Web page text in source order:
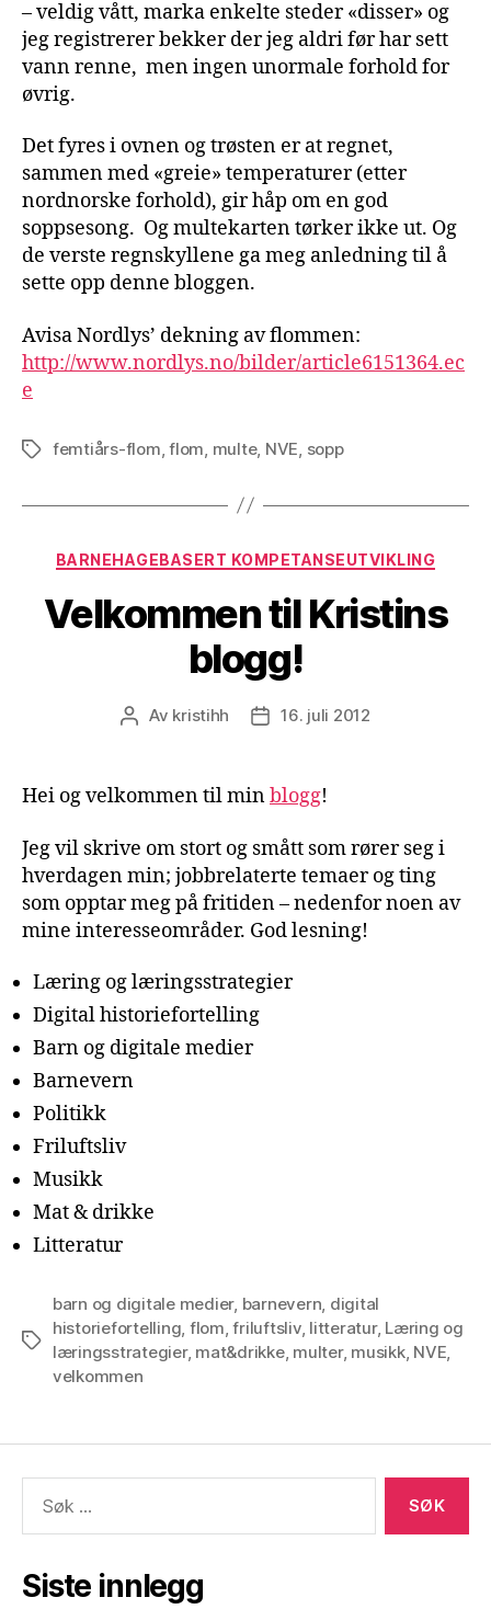
– veldig vått, marka enkelte steder «disser» og
jeg registrerer bekker der jeg aldri før har sett
vann renne, men ingen unormale forhold for
øvrig.
Det fyres i ovnen og trøsten er at regnet,
sammen med «greie» temperaturer (etter
nordnorske forhold), gir håp om en god
soppsesong. Og multekarten tørker ikke ut. Og
de verste regnskyllene ga meg anledning til å
sette opp denne bloggen.
Avisa Nordlys’ dekning av flommen:
http://www.nordlys.no/bilder/article6151364.ec
e
Stikkordfemtiårs-flom ,flom multe, NVE sopp
Kategorier
BARNEHAGEBASERT KOMPETANSEUTVIKLING
Velkommen til Kristins
blogg!
Innleggsforfatter
Av kristihh Publiseringsdato
16. juli 2012
Hei og velkommen til minblogg!
Jeg vil skrive om stort og smått som rører seg i
hverdagen min; jobbrelaterte temaer og ting
som opptar meg på fritiden – nedenfor noen av
mine interesseområder. God lesning!
Læring og læringsstrategier
Digital historiefortelling
Barn og digitale medier
Barnevern
Politikk
Friluftsliv
Musikk
Mat & drikke
Litteratur
Stikkord
barn og digitale medier, barnevern, digital
historiefortelling, flom,friluftsliv, litteratur, Læring og
læringsstrategier, mat&drikke, multer, musikk, NVE,
velkommen
etter:
Siste innlegg